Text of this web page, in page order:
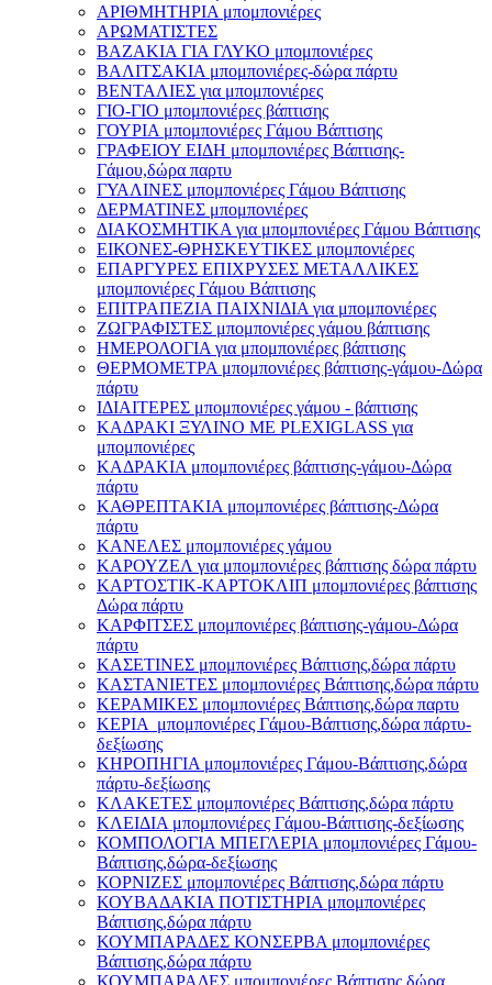
ΑΡΙΘΜΗΤΗΡΙΑ μπομπονιέρες
ΑΡΩΜΑΤΙΣΤΕΣ
ΒΑΖΑΚΙΑ ΓΙΑ ΓΛΥΚΟ μπομπονιέρες
ΒΑΛΙΤΣΑΚΙΑ μπομπονιέρες-δώρα πάρτυ
ΒΕΝΤΑΛΙΕΣ για μπομπονιέρες
ΓΙΟ-ΓΙΟ μπομπονιέρες βάπτισης
ΓΟΥΡΙΑ μπομπονιέρες Γάμου Βάπτισης
ΓΡΑΦΕΙΟΥ ΕΙΔΗ μπομπονιέρες Βάπτισης-
Γάμου,δώρα παρτυ
ΓΥΑΛΙΝΕΣ μπομπονιέρες Γάμου Βάπτισης
ΔΕΡΜΑΤΙΝΕΣ μπομπονιέρες
ΔΙΑΚΟΣΜΗΤΙΚΑ για μπομπονιέρες Γάμου Βάπτισης
ΕΙΚΟΝΕΣ-ΘΡΗΣΚΕΥΤΙΚΕΣ μπομπονιέρες
ΕΠΑΡΓΥΡΕΣ ΕΠΙΧΡΥΣΕΣ ΜΕΤΑΛΛΙΚΕΣ
μπομπονιέρες Γάμου Βάπτισης
ΕΠΙΤΡΑΠΕΖΙΑ ΠΑΙΧΝΙΔΙΑ για μπομπονιέρες
ΖΩΓΡΑΦΙΣΤΕΣ μπομπονιέρες γάμου βάπτισης
ΗΜΕΡΟΛΟΓΙΑ για μπομπονιέρες βάπτισης
ΘΕΡΜΟΜΕΤΡΑ μπομπονιέρες βάπτισης-γάμου-Δώρα
πάρτυ
ΙΔΙΑΙΤΕΡΕΣ μπομπονιέρες γάμου - βάπτισης
ΚΑΔΡΑΚΙ ΞΥΛΙΝΟ ΜΕ PLEXIGLASS για
μπομπονιέρες
ΚΑΔΡΑΚΙΑ μπομπονιέρες βάπτισης-γάμου-Δώρα
πάρτυ
ΚΑΘΡΕΠΤΑΚΙΑ μπομπονιέρες βάπτισης-Δώρα
πάρτυ
ΚΑΝΕΛΕΣ μπομπονιέρες γάμου
ΚΑΡΟΥΖΕΛ για μπομπονιέρες βάπτισης δώρα πάρτυ
ΚΑΡΤΟΣΤΙΚ-ΚΑΡΤΟΚΛΙΠ μπομπονιέρες βάπτισης
Δώρα πάρτυ
ΚΑΡΦΙΤΣΕΣ μπομπονιέρες βάπτισης-γάμου-Δώρα
πάρτυ
ΚΑΣΕΤΙΝΕΣ μπομπονιέρες Βάπτισης,δώρα πάρτυ
ΚΑΣΤΑΝΙΕΤΕΣ μπομπονιέρες Βάπτισης,δώρα πάρτυ
ΚΕΡΑΜΙΚΕΣ μπομπονιέρες Βάπτισης,δώρα παρτυ
ΚΕΡΙΑ μπομπονιέρες Γάμου-Βάπτισης,δώρα πάρτυ-
δεξίωσης
ΚΗΡΟΠΗΓΙΑ μπομπονιέρες Γάμου-Βάπτισης,δώρα
πάρτυ-δεξίωσης
ΚΛΑΚΕΤΕΣ μπομπονιέρες Βάπτισης,δώρα πάρτυ
ΚΛΕΙΔΙΑ μπομπονιέρες Γάμου-Βάπτισης-δεξίωσης
ΚΟΜΠΟΛΟΓΙΑ ΜΠΕΓΛΕΡΙΑ μπομπονιέρες Γάμου-
Βάπτισης,δώρα-δεξίωσης
ΚΟΡΝΙΖΕΣ μπομπονιέρες Βάπτισης,δώρα πάρτυ
ΚΟΥΒΑΔΑΚΙΑ ΠΟΤΙΣΤΗΡΙΑ μπομπονιέρες
Βάπτισης,δώρα πάρτυ
ΚΟΥΜΠΑΡΑΔΕΣ ΚΟΝΣΕΡΒΑ μπομπονιέρες
Βάπτισης,δώρα πάρτυ
ΚΟΥΜΠΑΡΑΔΕΣ μπομπονιέρες Βάπτισης,δώρα